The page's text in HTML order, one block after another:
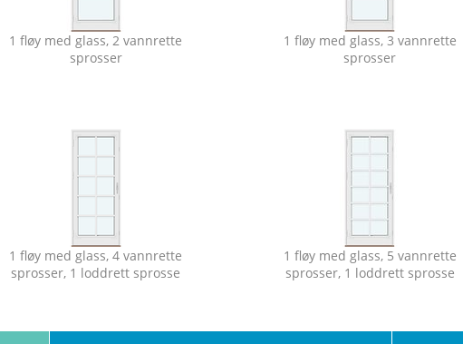
1 fløy med glass, 2 vannrette
sprosser
1 fløy med glass, 3 vannrette
sprosser
1 fløy med glass, 4 vannrette
sprosser, 1 loddrett sprosse
1 fløy med glass, 5 vannrette
sprosser, 1 loddrett sprosse